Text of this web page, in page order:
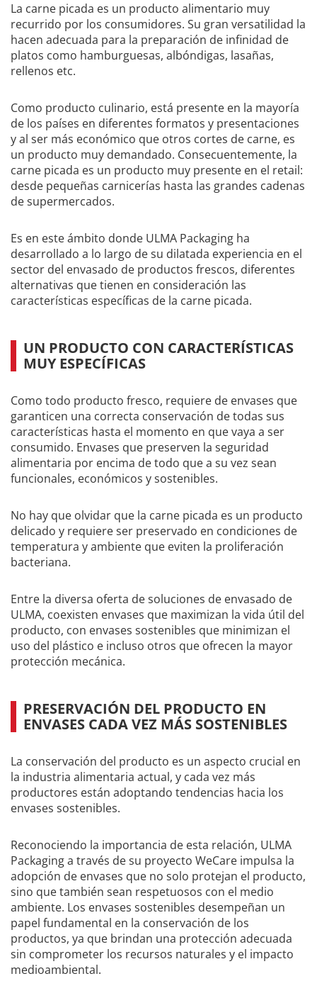
La carne picada es un producto alimentario muy
recurrido por los consumidores. Su gran versatilidad la
hacen adecuada para la preparación de infinidad de
platos como hamburguesas, albóndigas, lasañas,
rellenos etc.
Como producto culinario, está presente en la mayoría
de los países en diferentes formatos y presentaciones
y al ser más económico que otros cortes de carne, es
un producto muy demandado. Consecuentemente, la
carne picada es un producto muy presente en el retail:
desde pequeñas carnicerías hasta las grandes cadenas
de supermercados.
Es en este ámbito donde ULMA Packaging ha
desarrollado a lo largo de su dilatada experiencia en el
sector del envasado de productos frescos, diferentes
alternativas que tienen en consideración las
características específicas de la carne picada.
UN PRODUCTO CON CARACTERÍSTICAS
MUY ESPECÍFICAS
Como todo producto fresco, requiere de envases que
garanticen una correcta conservación de todas sus
características hasta el momento en que vaya a ser
consumido. Envases que preserven la seguridad
alimentaria por encima de todo que a su vez sean
funcionales, económicos y sostenibles.
No hay que olvidar que la carne picada es un producto
delicado y requiere ser preservado en condiciones de
temperatura y ambiente que eviten la proliferación
bacteriana.
Entre la diversa oferta de soluciones de envasado de
ULMA, coexisten envases que maximizan la vida útil del
producto, con envases sostenibles que minimizan el
uso del plástico e incluso otros que ofrecen la mayor
protección mecánica.
PRESERVACIÓN DEL PRODUCTO EN
ENVASES CADA VEZ MÁS SOSTENIBLES
La conservación del producto es un aspecto crucial en
la industria alimentaria actual, y cada vez más
productores están adoptando tendencias hacia los
envases sostenibles.
Reconociendo la importancia de esta relación, ULMA
Packaging a través de su proyecto WeCare impulsa la
adopción de envases que no solo protejan el producto,
sino que también sean respetuosos con el medio
ambiente. Los envases sostenibles desempeñan un
papel fundamental en la conservación de los
productos, ya que brindan una protección adecuada
sin comprometer los recursos naturales y el impacto
medioambiental.